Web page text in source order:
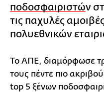
ποδοσφαιριστών
τις παχυλές
πολυεθνικών
Το ΑΠΕ, διαμόρφωσε
τους πέντε πιο
top 5 ξένων